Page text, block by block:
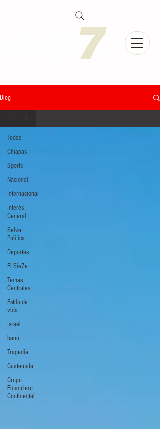
Blog
Todas
Chiapas
Sports
Nacional
Internacional
Interés
General
Selva
Política
Deportes
El Sie7e
Temas
Centrales
Estilo de
vida
Israel
bano
Tragedia
Guatemala
Grupo
Financiero
Continental